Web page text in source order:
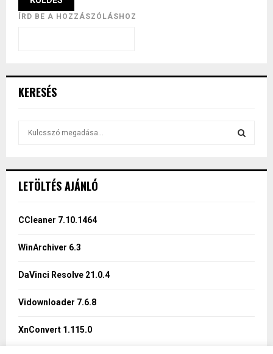
ÍRD BE A HOZZÁSZÓLÁSHOZ
KERESÉS
h
o
:
LETÖLTÉS AJÁNLÓ
CCleaner 7.10.1464
WinArchiver 6.3
DaVinci Resolve 21.0.4
Vidownloader 7.6.8
XnConvert 1.115.0